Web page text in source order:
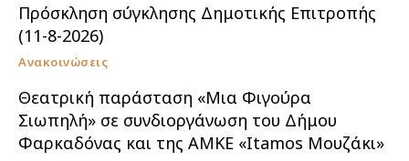
Πρόσκληση σύγκλησης Δημοτικής Επιτροπής
(11-8-2026)
Ανακοινώσεις
Θεατρική παράσταση «Μια Φιγούρα
Σιωπηλή» σε συνδιοργάνωση του Δήμου
Φαρκαδόνας και της ΑΜΚΕ «Itamos Μουζάκι»